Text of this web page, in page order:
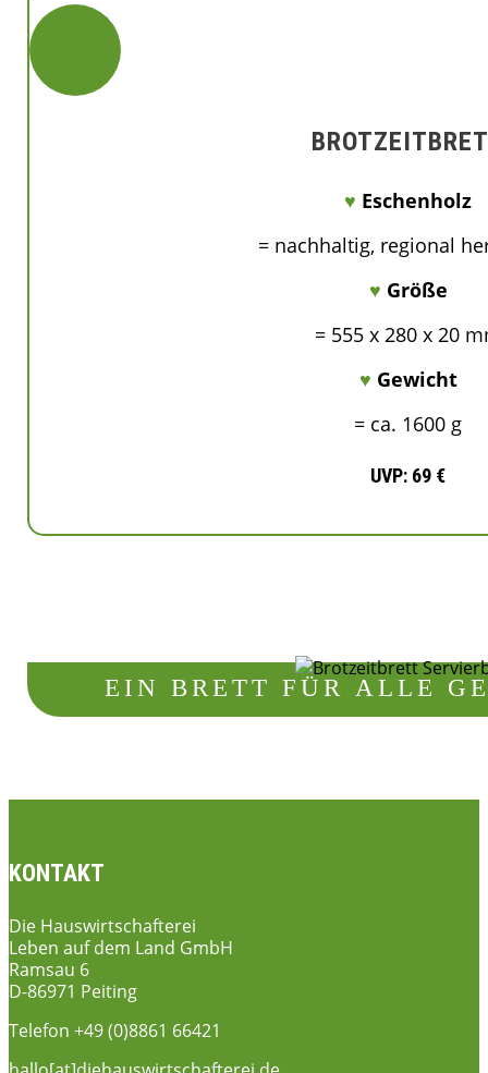
♥ Eschenholz
= nachhaltig, regional
♥ Größe
= 555 x 280 x 20
♥ Gewicht
= ca. 1600 g
UVP: 69 €
EIN BRETT FÜR ALLE
KONTAKT
Die Hauswirtschafterei
Leben auf dem Land GmbH
Ramsau 6
D-86971 Peiting
Telefon +49 (0)8861 66421